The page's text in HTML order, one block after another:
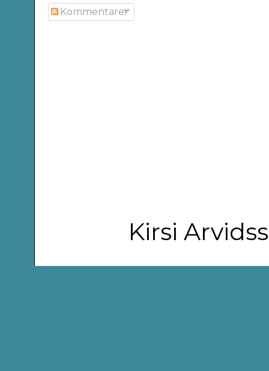
Kommentarer
Kirsi